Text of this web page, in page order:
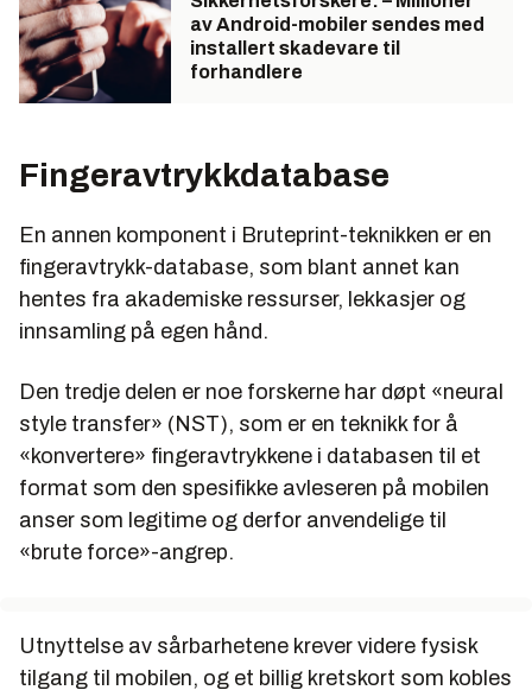
av Android-mobiler sendes med
installert skadevare til
forhandlere
Fingeravtrykkdatabase
En annen komponent i Bruteprint-teknikken er en
fingeravtrykk-database, som blant annet kan
hentes fra akademiske ressurser, lekkasjer og
innsamling på egen hånd.
Den tredje delen er noe forskerne har døpt «neural
style transfer» (NST), som er en teknikk for å
«konvertere» fingeravtrykkene i databasen til et
format som den spesifikke avleseren på mobilen
anser som legitime og derfor anvendelige til
«brute force»-angrep.
Utnyttelse av sårbarhetene krever videre fysisk
tilgang til mobilen, og et billig kretskort som kobles